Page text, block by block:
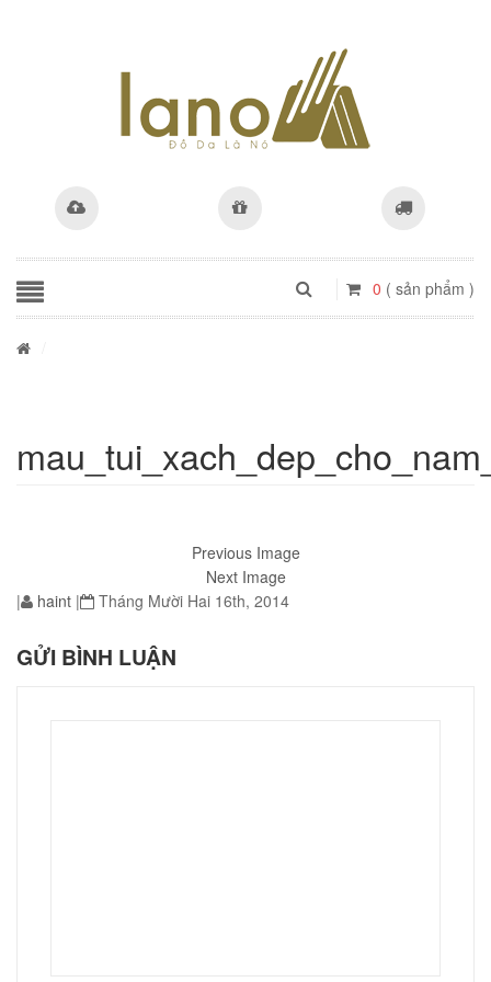
0 ( sản phẩm )
Previous Image
Next Image
|
haint | Tháng Mười Hai 16th, 2014
GỬI BÌNH LUẬN